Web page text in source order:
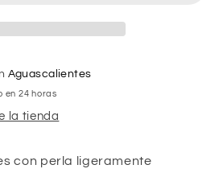
Aguascalientes
en 24 horas
la tienda
con perla ligeramente